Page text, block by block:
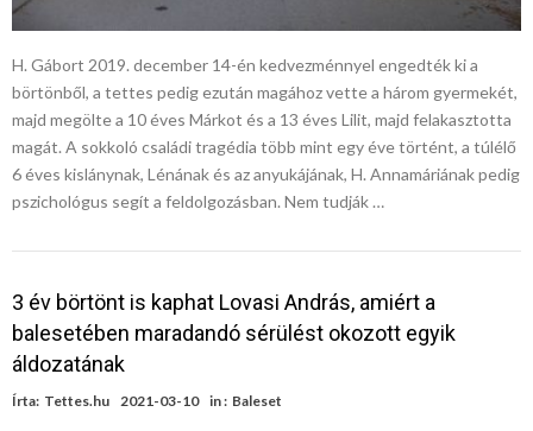
H. Gábort 2019. december 14-én kedvezménnyel engedték ki a
börtönből, a tettes pedig ezután magához vette a három gyermekét,
majd megölte a 10 éves Márkot és a 13 éves Lilit, majd felakasztotta
magát. A sokkoló családi tragédia több mint egy éve történt, a túlélő
6 éves kislánynak, Lénának és az anyukájának, H. Annamáriának pedig
pszichológus segít a feldolgozásban. Nem tudják …
3 év börtönt is kaphat Lovasi András, amiért a
balesetében maradandó sérülést okozott egyik
áldozatának
Írta: Tettes.hu 2021-03-10 in : Baleset